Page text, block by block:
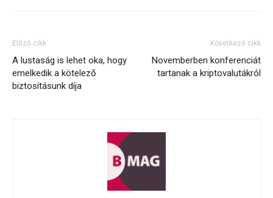
Előző cikk
A lustaság is lehet oka, hogy
emelkedik a kötelező
biztosításunk díja
Következő cikk
Novemberben konferenciát
tartanak a kriptovalutákról